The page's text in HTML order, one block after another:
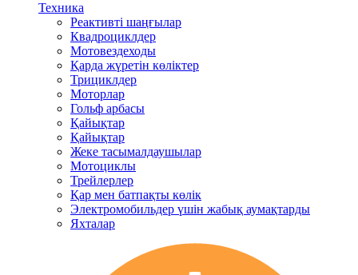
Техника
Реактивті шаңғылар
Квадроциклдер
Мотовездеходы
Қарда жүретін көліктер
Трициклдер
Моторлар
Гольф арбасы
Қайықтар
Қайықтар
Жеке тасымалдаушылар
Мотоциклы
Трейлерлер
Қар мен батпақты көлік
Электромобильдер үшін жабық аумақтарды
Яхталар